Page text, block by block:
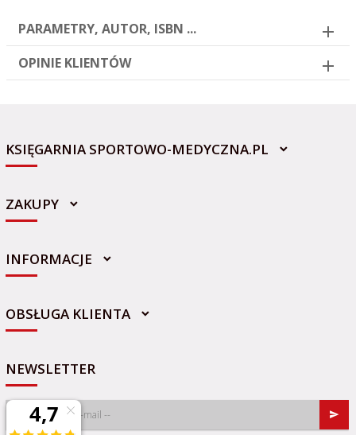
PARAMETRY, AUTOR, ISBN ...
OPINIE KLIENTÓW
KSIĘGARNIA SPORTOWO-MEDYCZNA.PL
sklep@sportowo-medyczna.pl
ZAKUPY
INFORMACJE
OBSŁUGA KLIENTA
NEWSLETTER